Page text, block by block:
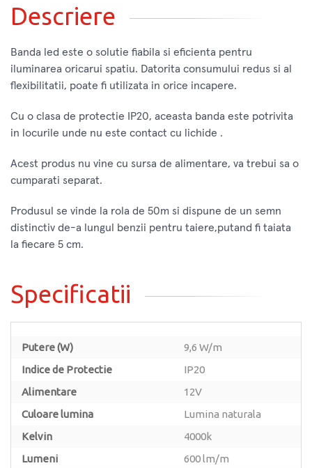
Descriere
Banda led este o solutie fiabila si eficienta pentru
iluminarea oricarui spatiu. Datorita consumului redus si al
flexibilitatii, poate fi utilizata in orice incapere.
Cu o clasa de protectie IP20, aceasta banda este potrivita
in locurile unde nu este contact cu lichide .
Acest produs nu vine cu sursa de alimentare, va trebui sa o
cumparati separat.
Produsul se vinde la rola de 50m si dispune de un semn
distinctiv de-a lungul benzii pentru taiere,putand fi taiata
la fiecare 5 cm.
Specificatii
Putere (W)
9,6 W/m
Indice de Protectie
IP20
Alimentare
12V
Culoare lumina
Lumina naturala
Kelvin
4000k
Lumeni
600 lm/m